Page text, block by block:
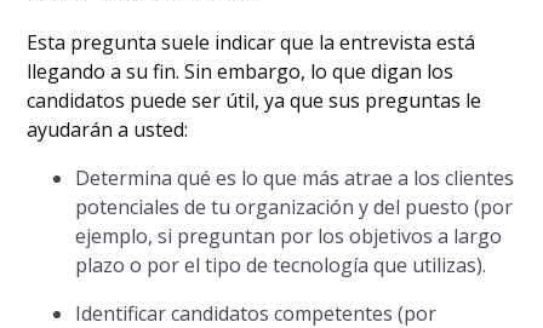
Esta pregunta suele indicar que la entrevista está
llegando a su fin. Sin embargo, lo que digan los
candidatos puede ser útil, ya que sus preguntas le
ayudarán a usted:
Determina qué es lo que más atrae a los clientes
potenciales de tu organización y del puesto (por
ejemplo, si preguntan por los objetivos a largo
plazo o por el tipo de tecnología que utilizas).
Identificar candidatos competentes (por